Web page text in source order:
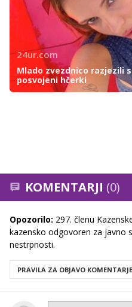
24ur.com
Mlado zvezdnico razjezili
posvojeni hčerki
KOMENTARJI (0)
Opozorilo: 297. členu
kazensko odgovoren za javno
nestrpnosti.
PRAVILA ZA OBJAVO